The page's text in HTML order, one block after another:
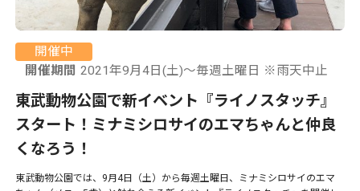
開催中
開催期間 2021年9月4日(土)～毎週土曜日 ※雨天中止
東武動物公園で新イベント『ライノスタッチ』
スタート！ミナミシロサイのエマちゃんと仲良
くなろう！
東武動物公園では、9月4日（土）から毎週土曜日、ミナミシロサイのエマ